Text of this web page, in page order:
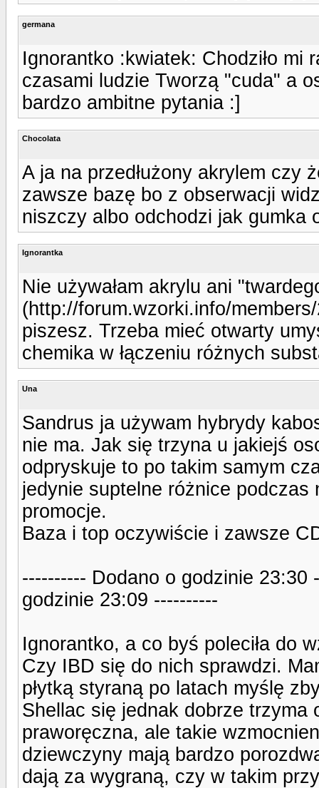
germana
Ignorantko :kwiatek: Chodziło mi
czasami ludzie Tworzą "cuda" a
bardzo ambitne pytania :]
Chocolata
A ja na przedłużony akrylem czy
zawsze bazę bo z obserwacji
niszczy albo odchodzi jak gumka
Ignorantka
Nie używałam akrylu ani
(http://forum.wzorki.info/
piszesz. Trzeba mieć otwarty
chemika w łączeniu różnych
Una
Sandrus ja używam hybrydy
nie ma. Jak się trzyna u jakiejś
odpryskuje to po takim samym
jedynie suptelne różnice podczas
promocje.
Baza i top oczywiście i zawsze
---------- Dodano o godzinie 23:30
godzinie 23:09 ----------
Ignorantko, a co byś poleciła do
Czy IBD się do nich sprawdzi.
płytką styraną po latach myślę
Shellac się jednak dobrze
praworęczna, ale takie
dziewczyny mają bardzo
dają za wygraną, czy w takim